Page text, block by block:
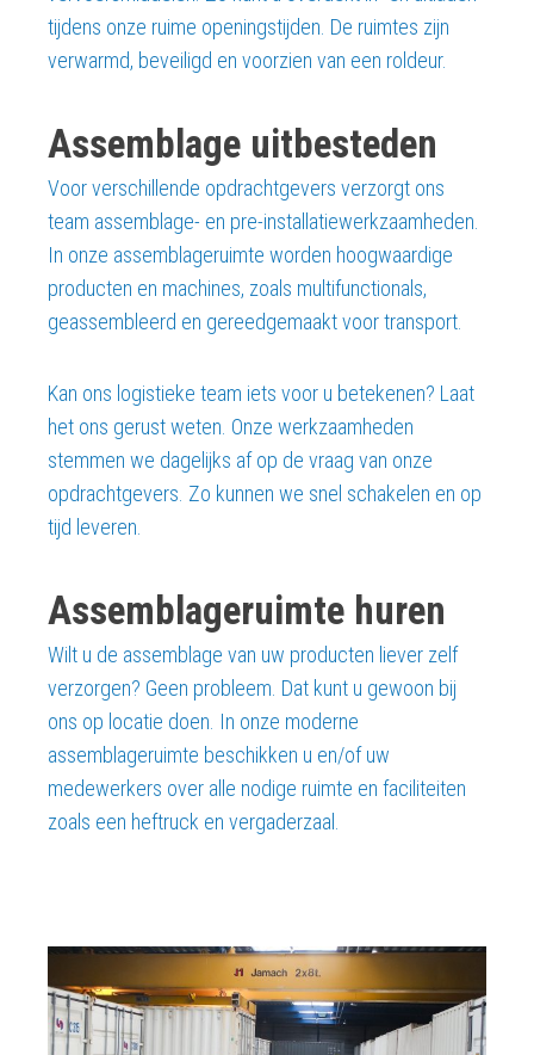
tijdens onze ruime openingstijden. De ruimtes zijn
verwarmd, beveiligd en voorzien van een roldeur.
Assemblage uitbesteden
Voor verschillende opdrachtgevers verzorgt ons
team assemblage- en pre-installatiewerkzaamheden.
In onze assemblageruimte worden hoogwaardige
producten en machines, zoals multifunctionals,
geassembleerd en gereedgemaakt voor transport.
Kan ons logistieke team iets voor u betekenen? Laat
het ons gerust weten. Onze werkzaamheden
stemmen we dagelijks af op de vraag van onze
opdrachtgevers. Zo kunnen we snel schakelen en op
tijd leveren.
Assemblageruimte huren
Wilt u de assemblage van uw producten liever zelf
verzorgen? Geen probleem. Dat kunt u gewoon bij
ons op locatie doen. In onze moderne
assemblageruimte beschikken u en/of uw
medewerkers over alle nodige ruimte en faciliteiten
zoals een heftruck en vergaderzaal.